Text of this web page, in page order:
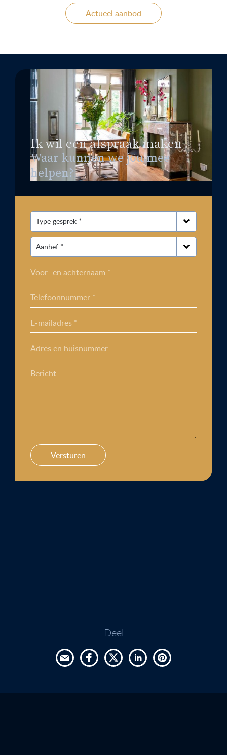
Actueel aanbod
Ik wil een afspraak maken
Waar kunnen we jou mee
helpen?
Voor- en achternaam *
Telefoonnummer *
E-mailadres *
Adres en huisnummer
Bericht
Versturen
Deel